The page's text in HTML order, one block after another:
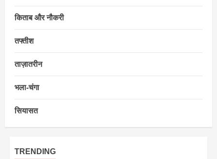
किताब और नौकरी
तफ्तीश
ताज़ातरीन
भला-चंगा
सियासत
TRENDING